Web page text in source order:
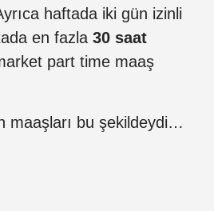
haftada iki gün izinli
en fazla 30 saat
part time maaş
maaşları bu şekildeydi…